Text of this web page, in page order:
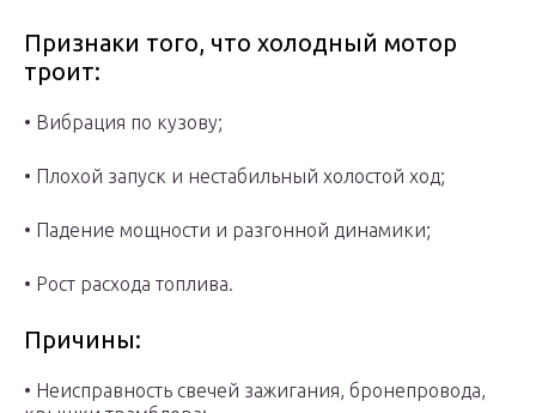
Признаки того, что холодный мотор
троит:
• Вибрация по кузову;
• Плохой запуск и нестабильный холостой ход;
• Падение мощности и разгонной динамики;
• Рост расхода топлива.
Причины:
• Неисправность свечей зажигания, бронепровода,